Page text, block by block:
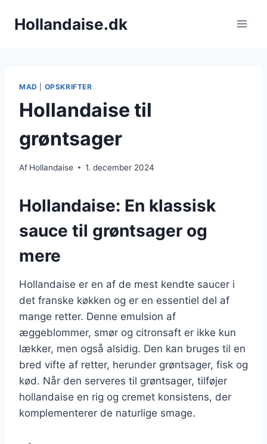
Hollandaise.dk
MAD OPSKRIFTER
Hollandaise til
grøntsager
Af Hollandaise 1. december 2024
Hollandaise: En klassisk
sauce til grøntsager og
mere
Hollandaise er en af de mest kendte saucer i
det franske køkken og er en essentiel del af
mange retter. Denne emulsion af
æggeblommer, smør og citronsaft er ikke kun
lækker, men også alsidig. Den kan bruges til en
bred vifte af retter, herunder grøntsager, fisk og
kød. Når den serveres til grøntsager, tilføjer
hollandaise en rig og cremet konsistens, der
komplementerer de naturlige smage.